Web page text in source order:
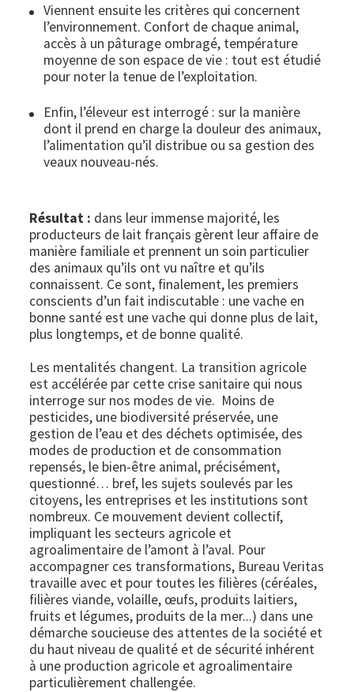
Viennent ensuite les critères qui concernent
l’environnement. Confort de chaque animal,
accès à un pâturage ombragé, température
moyenne de son espace de vie : tout est étudié
pour noter la tenue de l’exploitation.
Enfin, l’éleveur est interrogé : sur la manière
dont il prend en charge la douleur des animaux,
l’alimentation qu’il distribue ou sa gestion des
veaux nouveau-nés.
Résultat : dans leur immense majorité, les
producteurs de lait français gèrent leur affaire de
manière familiale et prennent un soin particulier
des animaux qu’ils ont vu naître et qu’ils
connaissent. Ce sont, finalement, les premiers
conscients d’un fait indiscutable : une vache en
bonne santé est une vache qui donne plus de lait,
plus longtemps, et de bonne qualité.
Les mentalités changent. La transition agricole
est accélérée par cette crise sanitaire qui nous
interroge sur nos modes de vie. Moins de
pesticides, une biodiversité préservée, une
gestion de l’eau et des déchets optimisée, des
modes de production et de consommation
repensés, le bien-être animal, précisément,
questionné… bref, les sujets soulevés par les
citoyens, les entreprises et les institutions sont
nombreux. Ce mouvement devient collectif,
impliquant les secteurs agricole et
agroalimentaire de l’amont à l’aval. Pour
accompagner ces transformations, Bureau Veritas
travaille avec et pour toutes les filières (céréales,
filières viande, volaille, œufs, produits laitiers,
fruits et légumes, produits de la mer...) dans une
démarche soucieuse des attentes de la société et
du haut niveau de qualité et de sécurité inhérent
à une production agricole et agroalimentaire
particulièrement challengée.